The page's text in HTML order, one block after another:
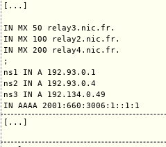
[...]
IN MX 50 relay3.nic.fr.
IN MX 100 relay2.nic.fr.
IN MX 200 relay4.nic.fr.
;
ns1 IN A 192.93.0.1
ns2 IN A 192.93.0.4
ns3 IN A 192.134.0.49
[...]